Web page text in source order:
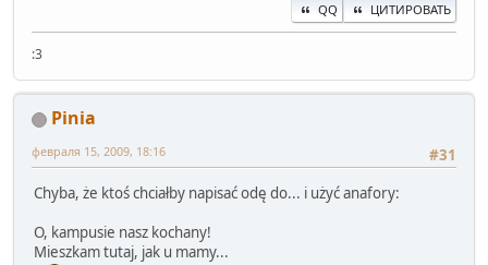
QQ ЦИТИРОВАТЬ
:3
Pinia
#31
февраля 15, 2009, 18:16
Chyba, że ktoś chciałby napisać odę do... i użyć anafory:
O, kampusie nasz kochany!
Mieszkam tutaj, jak u mamy...